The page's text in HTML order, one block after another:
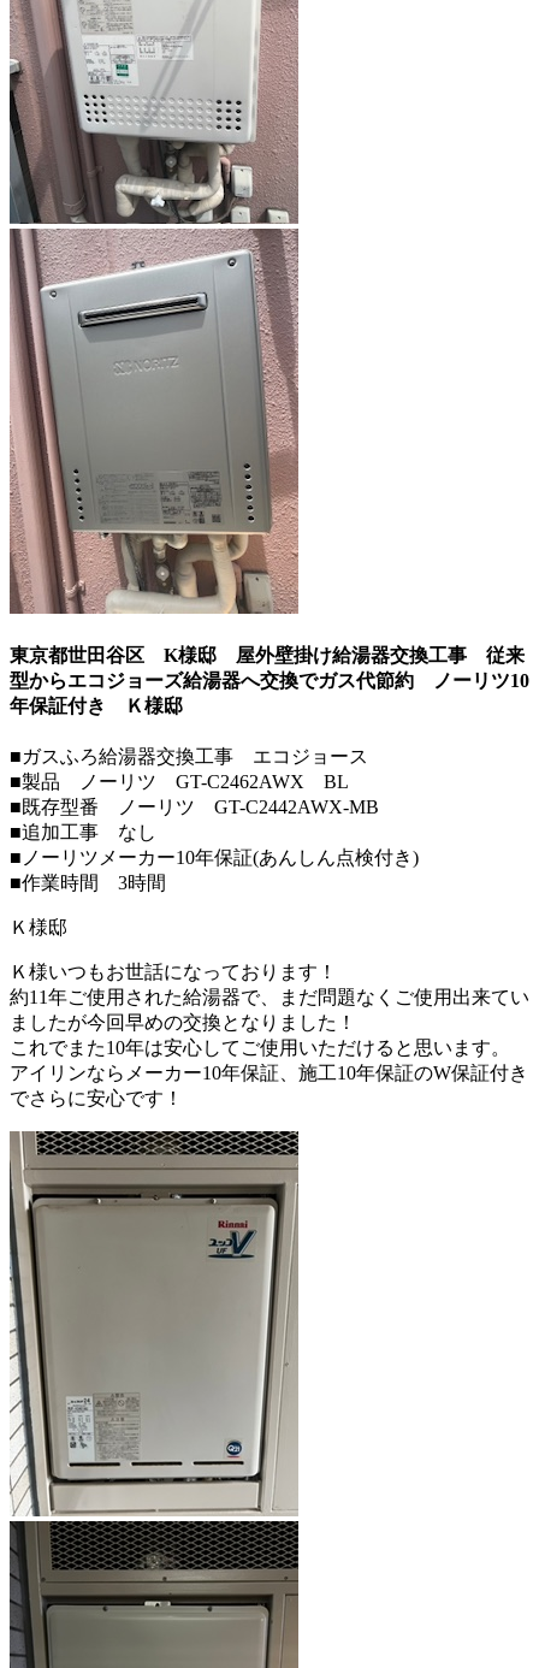
東京都世田谷区 K様邸 屋外壁掛け給湯器交換工事 従来
型からエコジョーズ給湯器へ交換でガス代節約 ノーリツ10
年保証付き
Ｋ様邸
■ガスふろ給湯器交換工事 エコジョース
■製品 ノーリツ GT-C2462AWX BL
■既存型番 ノーリツ GT-C2442AWX-MB
■追加工事 なし
■ノーリツメーカー10年保証(あんしん点検付き)
■作業時間 3時間
Ｋ様邸
Ｋ様いつもお世話になっております！
約11年ご使用された給湯器で、まだ問題なくご使用出来てい
ましたが今回早めの交換となりました！
これでまた10年は安心してご使用いただけると思います。
アイリンならメーカー10年保証、施工10年保証のW保証付き
でさらに安心です！